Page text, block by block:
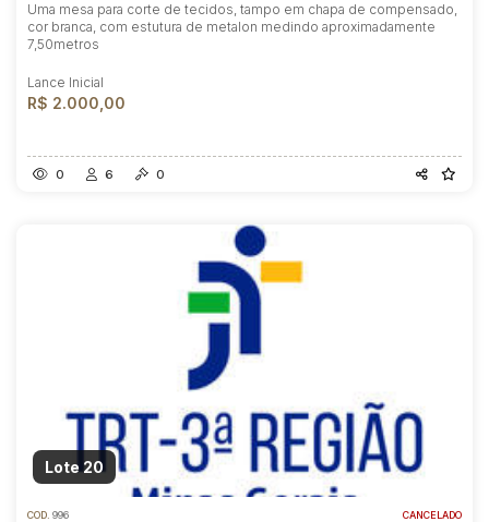
Uma mesa para corte de tecidos, tampo em chapa de compensado,
cor branca, com estutura de metalon medindo aproximadamente
7,50metros
Lance Inicial
R$ 2.000,00
0 6 0
Lote 20
COD. 996 CANCELADO